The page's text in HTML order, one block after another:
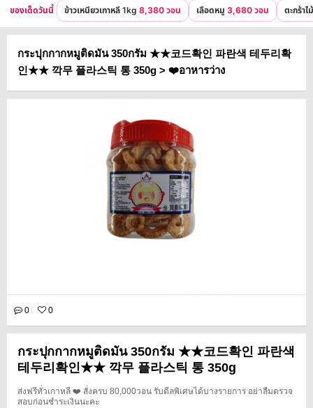
ของเด็ดวันนี้ ข้าวเหนียวเกาหลี 1kg 8,380 วอน เลือดหมู 3,680 วอน ตะกร้า
กระปุกกากหมูติดมัน 350กรัม ★★코드확인 파란색 테두리확
인★★ 깍무 플라스틱 통 350g > ❤️อาหารว่าง
0 0
กระปุกกากหมูติดมัน 350กรัม ★★코드확인 파란색
테두리확인★★ 깍무 플라스틱 통 350g
ส่งฟรีทั่วเกาหลี ❤️ สั่งครบ 80,000วอน รับดีลพิเศษได้บางรายการ อย่าลืมตรวจ
สอบก่อนชำระเงินนะคะ